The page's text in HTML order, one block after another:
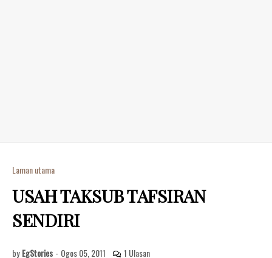
Laman utama
USAH TAKSUB TAFSIRAN
SENDIRI
by EgStories - Ogos 05, 2011 1 Ulasan